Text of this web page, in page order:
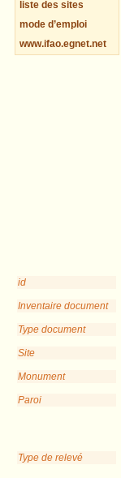
liste des sites
mode d’emploi
www.ifao.egnet.net
id
Inventaire document
Type document
Site
Monument
Paroi
Type de relevé